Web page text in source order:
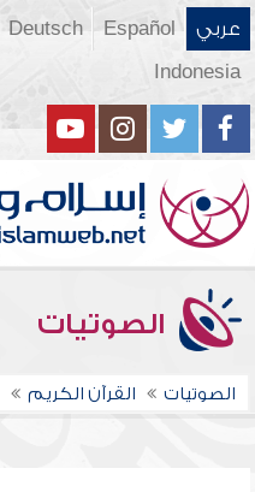
عربي Español
Deutsch
Indonesia
الصوتيات
الصوتيات القرآن الكريم